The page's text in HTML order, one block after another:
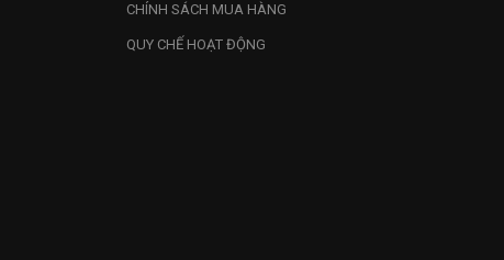
CHÍNH SÁCH MUA HÀNG
QUY CHẾ HOẠT ĐỘNG